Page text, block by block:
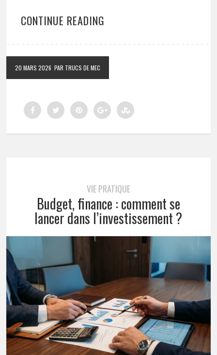
CONTINUE READING
20 MARS 2026 PAR TRUCS DE MEC
VIE PRATIQUE
Budget, finance : comment se
lancer dans l’investissement ?